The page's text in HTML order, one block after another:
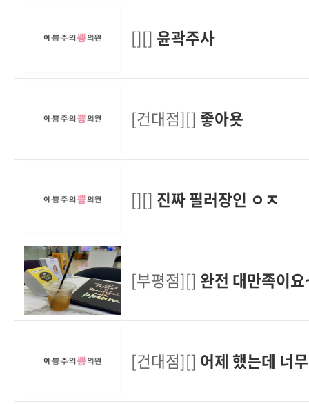
[][] 윤곽주사
[건대점][] 좋아욧
[][] 진짜 필러장인 ㅇㅈ
[부평점][] 완전 대만족이
[건대점][] 어제 했는데 너